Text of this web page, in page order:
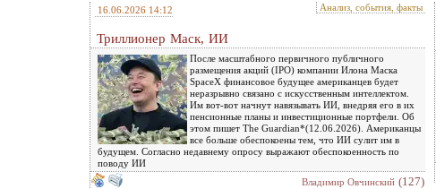
16.06.2026 14:12 Анализ, события, факты
Триллионер Маск, ИИ
После масштабного первичного публичного
размещения акций (IPO) компании Илона Маска
SpaceX финансовое будущее американцев будет
неразрывно связано с искусственным интеллектом.
Им вот-вот начнут навязывать ИИ, внедряя его в их
пенсионные планы и инвестиционные портфели. Об
этом пишет The Guardian*(12.06.2026). Американцы
все больше обеспокоены тем, что ИИ сулит им в
будущем. Согласно недавнему опросу выражают обеспокоенность по
поводу ИИ
Владимир Овчинский (127)